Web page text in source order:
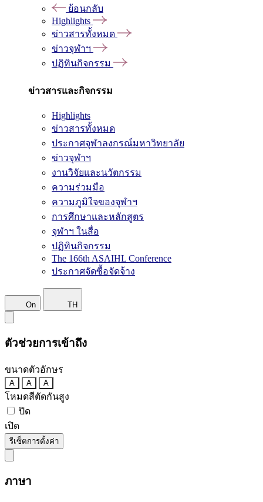
ย้อนกลับ
Highlights
ข่าวสารทั้งหมด
ข่าวจุฬาฯ
ปฏิทินกิจกรรม
ข่าวสารและกิจกรรม
Highlights
ข่าวสารทั้งหมด
ประกาศจุฬาลงกรณ์มหาวิทยาลัย
ข่าวจุฬาฯ
งานวิจัยและนวัตกรรม
ความร่วมมือ
ความภูมิใจของจุฬาฯ
การศึกษาและหลักสูตร
จุฬาฯ ในสื่อ
ปฏิทินกิจกรรม
The 166th ASAIHL Conference
ประกาศจัดซื้อจัดจ้าง
On TH
ตัวช่วยการเข้าถึง
ขนาดตัวอักษร
A A A
โหมดสีตัดกันสูง
ปิด
เปิด
รีเซ็ตการตั้งค่า
ภาษา